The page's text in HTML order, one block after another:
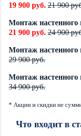
19 900 руб. 21 900
Монтаж настенного
21 900 руб. 24 900
Монтаж настенного
29 900 руб.
Монтаж настенного
34 900 руб.
* Акции и скидки не
Что входит в